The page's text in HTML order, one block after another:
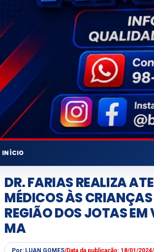
INÍCIO
DR. FARIAS REALIZA
MÉDICOS ÀS
REGIÃO DOS JOTAS
MA
Por: LUAN GOMES/Data da publicação: 18/01/2024/